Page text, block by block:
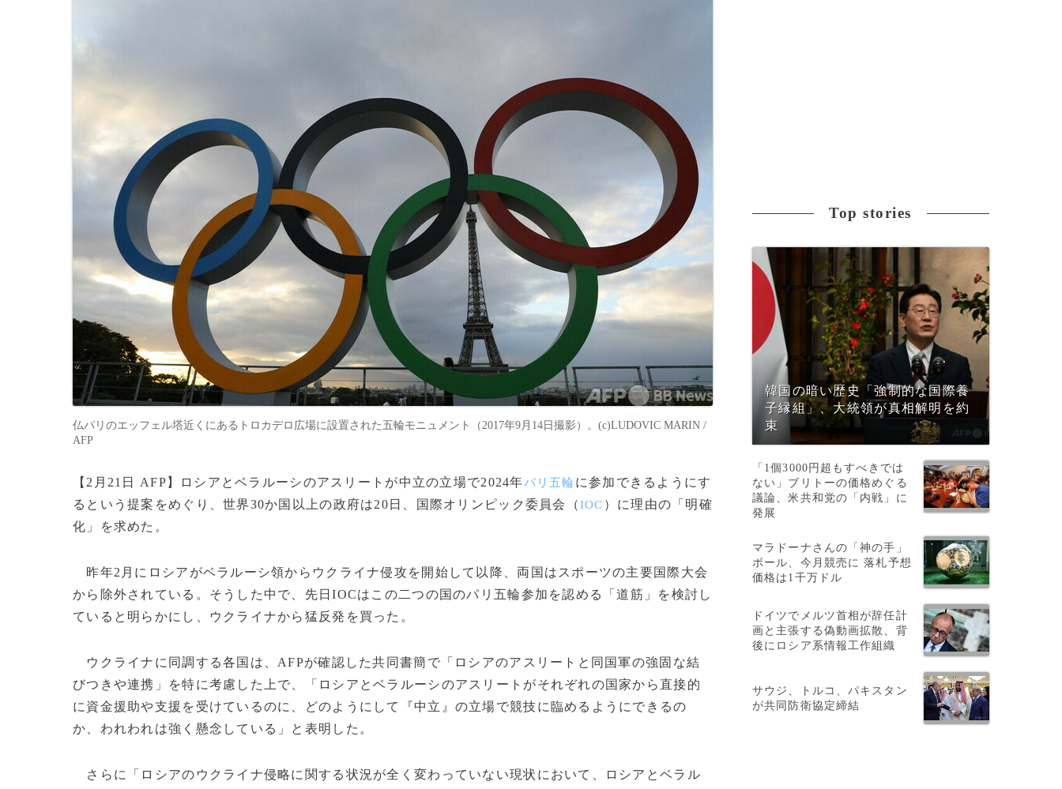
仏パリのエッフェル塔近くにあるトロカデロ広場に設置された五輪モニュメント（2017年9月14日撮影）。(c)LUDOVIC MARIN /
AFP
【2月21日 AFP】ロシアとベラルーシのアスリートが中立の立場で2024年パリ五輪 に参加できるようにす
るという提案をめぐり、世界30か国以上の政府は20日、国際オリンピック委員会（IOC ）に理由の「明確
化」を求めた。
昨年2月にロシアがベラルーシ領からウクライナ侵攻を開始して以降、両国はスポーツの主要国際大会
から除外されている。そうした中で、先日IOCはこの二つの国のパリ五輪参加を認める「道筋」を検討し
ていると明らかにし、ウクライナから猛反発を買った。
ウクライナに同調する各国は、AFPが確認した共同書簡で「ロシアのアスリートと同国軍の強固な結
びつきや連携」を特に考慮した上で、「ロシアとベラルーシのアスリートがそれぞれの国家から直接的
に資金援助や支援を受けているのに、どのようにして『中立』の立場で競技に臨めるようにできるの
か、われわれは強く懸念している」と表明した。
さらに「ロシアのウクライナ侵略に関する状況が全く変わっていない現状において、ロシアとベラル
Top stories
韓国の暗い歴史「強制的な国際養
子縁組」、大統領が真相解明を約
束
「1個3000円超もすべきでは
ない」ブリトーの価格めぐる
議論、米共和党の「内戦」に
発展
マラドーナさんの「神の手」
ボール、今月競売に 落札予想
価格は1千万ドル
ドイツでメルツ首相が辞任計
画と主張する偽動画拡散、背
後にロシア系情報工作組織
サウジ、トルコ、パキスタン
が共同防衛協定締結